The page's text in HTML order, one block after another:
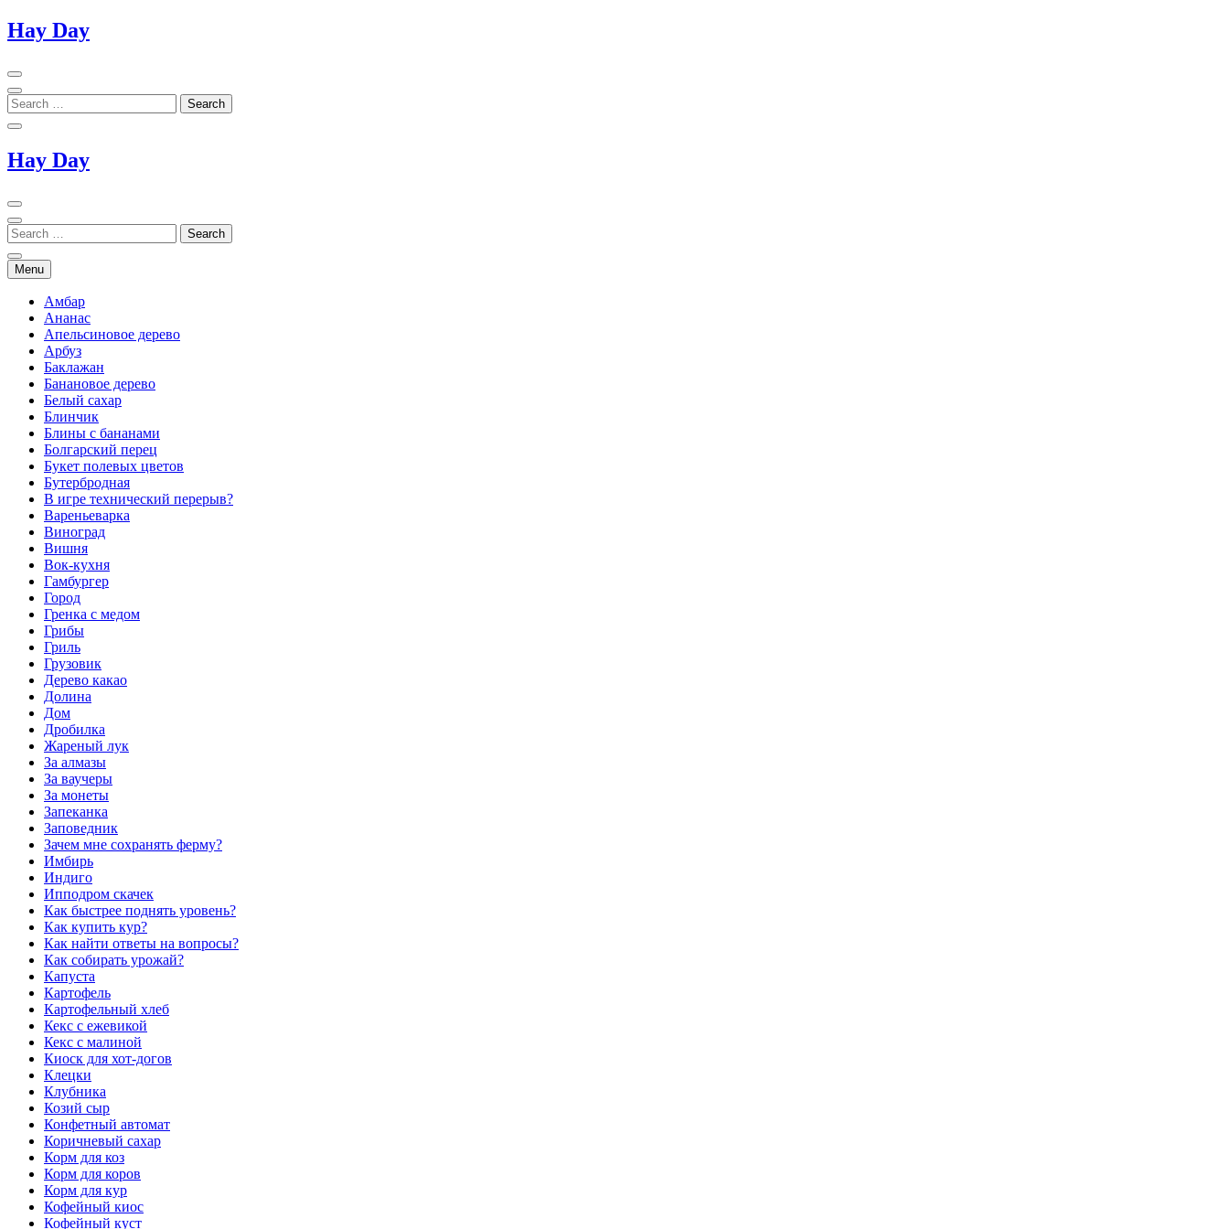
Skip
to
Hay Day
Hay Day
Menu
Амбар
Ананас
Апельсиновое дерево
Арбуз
Баклажан
Банановое дерево
Белый сахар
Блинчик
Блины с бананами
Болгарский перец
Букет полевых цветов
Бутербродная
В игре технический перерыв?
Вареньеварка
Виноград
Вишня
Вок-кухня
Гамбургер
Город
Гренка с медом
Грибы
Гриль
Грузовик
Дерево какао
Долина
Дом
Дробилка
Жареный лук
За алмазы
За ваучеры
За монеты
Запеканка
Заповедник
Зачем мне сохранять ферму?
Имбирь
Индиго
Ипподром скачек
Как быстрее поднять уровень?
Как купить кур?
Как найти ответы на вопросы?
Как собирать урожай?
Капуста
Картофель
Картофельный хлеб
Кекс с ежевикой
Кекс с малиной
Киоск для хот-догов
Клецки
Клубника
Козий сыр
Конфетный автомат
Коричневый сахар
Корм для коз
Корм для коров
Корм для кур
Кофейный киос
Кофейный куст